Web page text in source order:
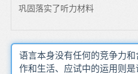
巩固落实了听力材料
语言本身没有任何的竞争力
作和生活、应试中的运用则